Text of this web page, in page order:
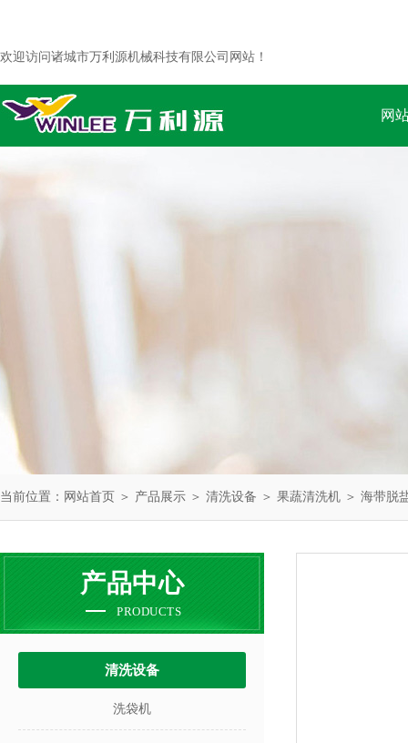
欢迎访问诸城市万利源机械科技有限公司网站！
网
当前位置： 网站首页 ＞ 产品展示 ＞ 清洗设备 ＞ 果蔬清洗机 ＞ 海带脱
产品中心
PRODUCTS
清洗设备
洗袋机